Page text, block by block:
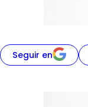
Seguir en